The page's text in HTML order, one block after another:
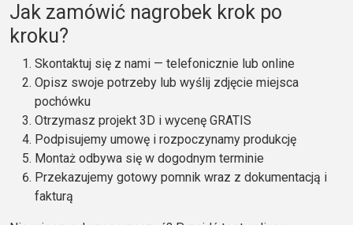
Jak zamówić nagrobek krok po
kroku?
Skontaktuj się z nami — telefonicznie lub online
Opisz swoje potrzeby lub wyślij zdjęcie miejsca
pochówku
Otrzymasz projekt 3D i wycenę GRATIS
Podpisujemy umowę i rozpoczynamy produkcję
Montaż odbywa się w dogodnym terminie
Przekazujemy gotowy pomnik wraz z dokumentacją i
fakturą